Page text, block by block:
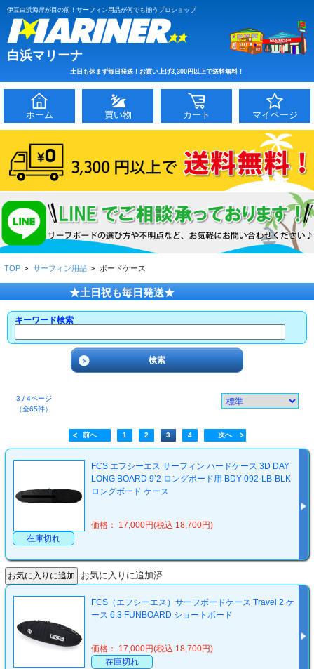
伊豆白浜海岸が目の前！サーフィン用品が何でも揃うプロショップ
白浜マリーナ
土日も休まず毎日発送！お買い上げ3,300円以上で送料無料！
ホーム 買い物 カート マイページ
TOP > サーフィン用品 > ボードケース
★土日祝も毎日発送★
キーワード検索
3 / 4ページ
（全65件）
前へ 1 2 3 4 次へ
FCS エフシーエス サーフィン ハードケース 3D DAY
LONG BOARD 9’2 ロングボード用 BDY-092-LB-BLK
ロングボード ケース
価格： 17,000円(税込 18,700円)
在庫切れ
お気に入りに追加済
FCS（エフシーエス）サーフボードケース Travel 2 ケ
ース 6.3 FUNBOARD ショートボード
価格： 17,000円(税込 18,700円)
在庫切れ